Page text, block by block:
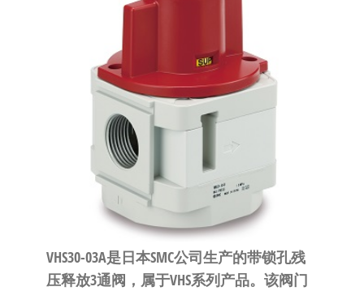
VHS30-03A是日本SMC公司生产的带锁孔残
压释放3通阀，属于VHS系列产品。该阀门